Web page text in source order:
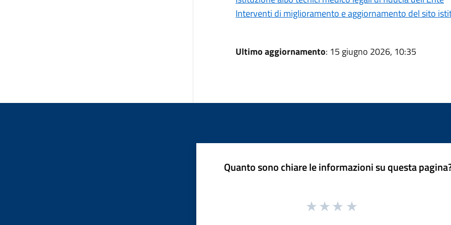
Interventi di miglioramento e aggiornamento del sito
Ultimo aggiornamento: 15 giugno 2026, 10:35
Quanto sono chiare le informazioni su questa